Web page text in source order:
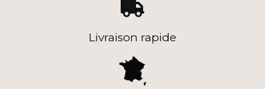

Livraison rapide